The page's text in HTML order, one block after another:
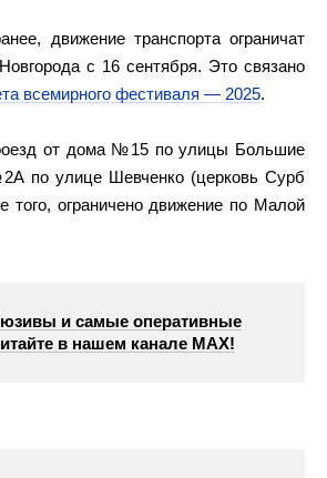
движение транспорта ограничат
с 16 сентября. Это связано
всемирного фестиваля — 2025.
от дома №15 по улицы Большие
по улице Шевченко (церковь Сурб
того, ограничено движение по Малой
и самые оперативные
в нашем канале МАХ!